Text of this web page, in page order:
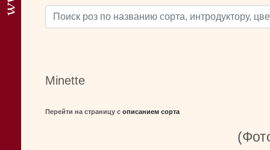
Minette
Перейти на страницу с описанием сорта